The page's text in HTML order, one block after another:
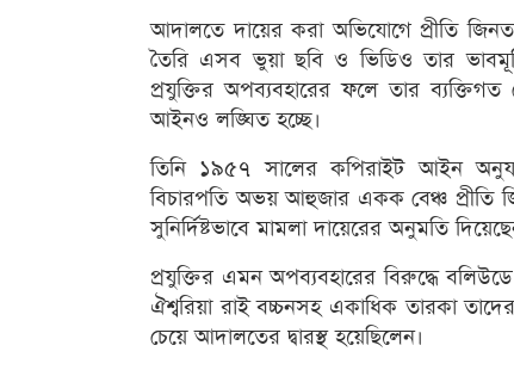
আদালতে দায়ের করা অভিযোগে প্রীতি
তৈরি এসব ভুয়া ছবি ও ভিডিও তার
প্রযুক্তির অপব্যবহারের ফলে তার
আইনও লঙ্ঘিত হচ্ছে।
তিনি ১৯৫৭ সালের কপিরাইট আইন
বিচারপতি অভয় আহুজার একক বেঞ্চ প্রীতি
সুনির্দিষ্টভাবে মামলা দায়েরের অনুমতি
প্রযুক্তির এমন অপব্যবহারের বিরুদ্ধে
ঐশ্বরিয়া রাই বচ্চনসহ একাধিক তারকা
চেয়ে আদালতের দ্বারস্থ হয়েছিলেন।